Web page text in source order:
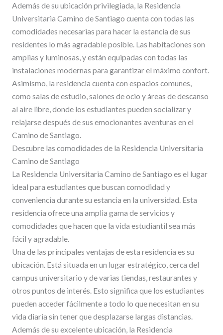
Además de su ubicación privilegiada, la Residencia
Universitaria Camino de Santiago cuenta con todas las
comodidades necesarias para hacer la estancia de sus
residentes lo más agradable posible. Las habitaciones son
amplias y luminosas, y están equipadas con todas las
instalaciones modernas para garantizar el máximo confort.
Asimismo, la residencia cuenta con espacios comunes,
como salas de estudio, salones de ocio y áreas de descanso
al aire libre, donde los estudiantes pueden socializar y
relajarse después de sus emocionantes aventuras en el
Camino de Santiago.
Descubre las comodidades de la Residencia Universitaria
Camino de Santiago
La Residencia Universitaria Camino de Santiago es el lugar
ideal para estudiantes que buscan comodidad y
conveniencia durante su estancia en la universidad. Esta
residencia ofrece una amplia gama de servicios y
comodidades que hacen que la vida estudiantil sea más
fácil y agradable.
Una de las principales ventajas de esta residencia es su
ubicación. Está situada en un lugar estratégico, cerca del
campus universitario y de varias tiendas, restaurantes y
otros puntos de interés. Esto significa que los estudiantes
pueden acceder fácilmente a todo lo que necesitan en su
vida diaria sin tener que desplazarse largas distancias.
Además de su excelente ubicación, la Residencia